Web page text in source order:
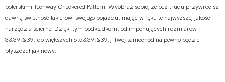
polerskimi Techway Checkered Pattern. Wyobraź sobie, że bez trudu przywrócisz
dawną świetność lakierowi swojego pojazdu, mając w ręku te najwyższej jakości
narzędzia ścierne. Dzięki tym podkładkom, od imponujących rozmiarów
3&39;&39; do większych 6,5&39;&39;, Twój samochód na pewno będzie
błyszczał jak nowy.